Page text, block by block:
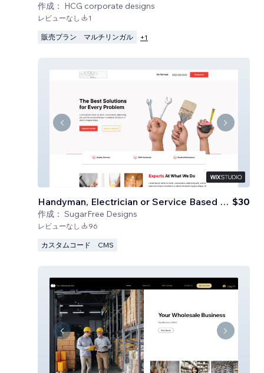
作成： HCG corporate designs
レビューなし 1
販売プラン マルチリンガル +1
Handyman, Electrician or Service Based Business
作成： SugarFree Designs
$30
レビューなし 96
カスタムコード CMS